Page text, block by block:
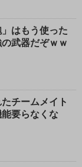
」はもう使った
武器だぞｗｗ
チームメイト
要らなくな